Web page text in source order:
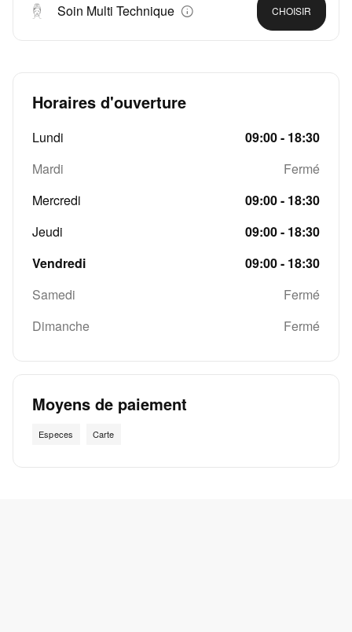
Soin Multi Technique CHOISIR
Horaires d'ouverture
Lundi
09:00 - 18:30
Mardi
Fermé
Mercredi
09:00 - 18:30
Jeudi
09:00 - 18:30
Vendredi
09:00 - 18:30
Samedi
Fermé
Dimanche
Fermé
Moyens de paiement
Especes Carte